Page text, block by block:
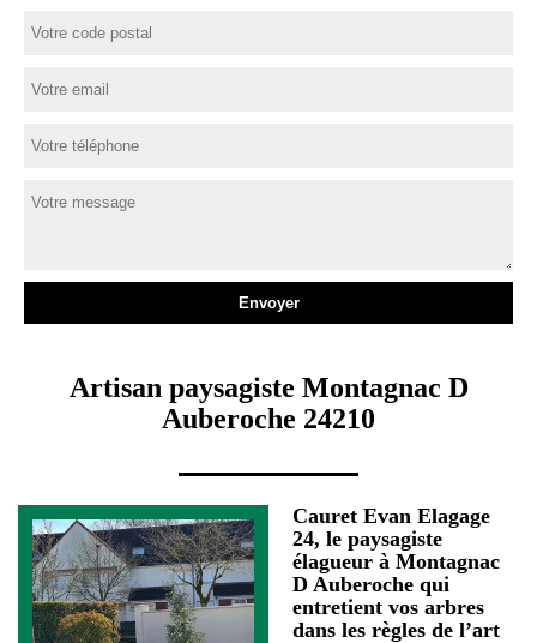
Artisan paysagiste Montagnac D
Auberoche 24210
Cauret Evan Elagage
24, le paysagiste
élagueur à Montagnac
D Auberoche qui
entretient vos arbres
dans les règles de l’art